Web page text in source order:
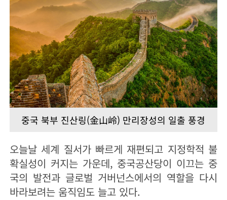
중국 북부 진산링(金山岭) 만리장성의 일출 풍경
오늘날 세계 질서가 빠르게 재편되고 지정학적 불
확실성이 커지는 가운데, 중국공산당이 이끄는 중
국의 발전과 글로벌 거버넌스에서의 역할을 다시
바라보려는 움직임도 늘고 있다.